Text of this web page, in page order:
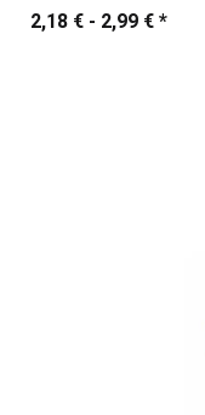
2,18 € - 2,99 € *